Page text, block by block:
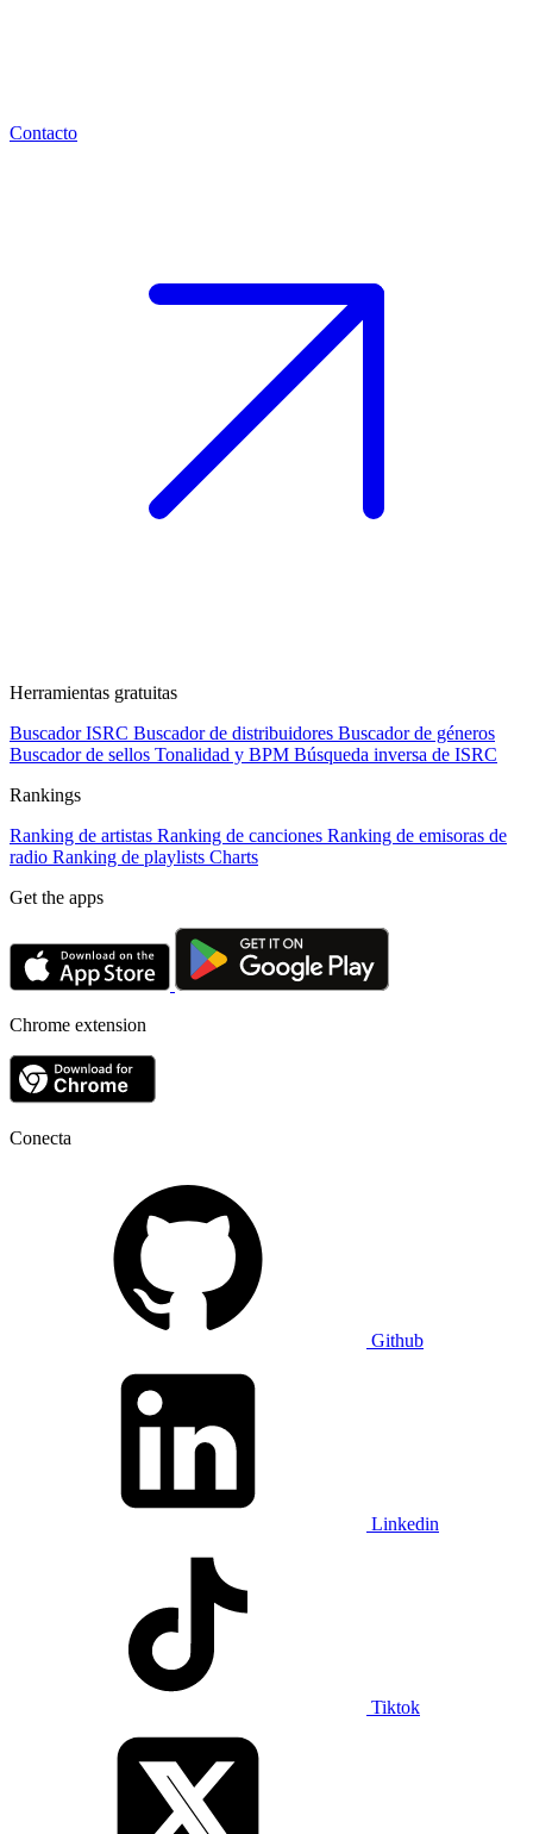
Contacto
Herramientas gratuitas
Buscador ISRC Buscador de distribuidores Buscador de géneros
Buscador de sellos Tonalidad y BPM Búsqueda inversa de ISRC
Rankings
Ranking de artistas Ranking de canciones Ranking de emisoras de
radio Ranking de playlists Charts
Get the apps
Chrome extension
Conecta
Github
Linkedin
Tiktok